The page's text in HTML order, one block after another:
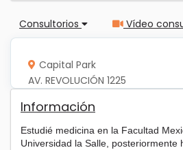
Consultorios Vídeo
Capital Park
AV. REVOLUCIÓN 1225
Información
Estudié medicina en la Facultad
Universidad la Salle, posteriormente